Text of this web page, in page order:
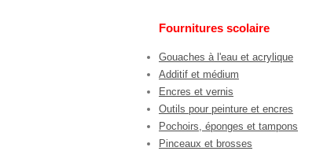
Fournitures scolaire
Gouaches à l'eau et acrylique
Additif et médium
Encres et vernis
Outils pour peinture et encres
Pochoirs, éponges et tampons
Pinceaux et brosses